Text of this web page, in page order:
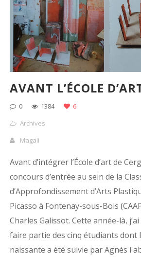
AVANT L’ÉCOLE
0 1384
6
Archives
Magali
Avant d’intégrer l’École d’art de
concours d’entrée au sein de la
d’Approfondissement d’Arts
Picasso à Fontenay-sous-Bois
Charles Galissot. Cette année-là,
faire partie des cinq étudiants dont
naissante a été suivie par Agnès